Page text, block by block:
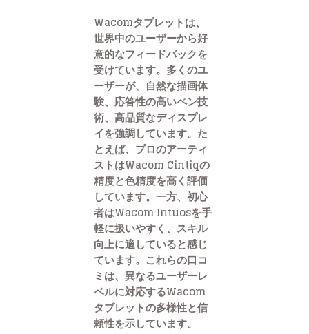
Wacomタブレットは、
世界中のユーザーから好
意的なフィードバックを
受けています。多くのユ
ーザーが、自然な描画体
験、応答性の高いペン技
術、高品質なディスプレ
イを強調しています。た
とえば、プロのアーティ
ストはWacom Cintiqの
精度と色精度を高く評価
しています。一方、初心
者はWacom Intuosを手
軽に扱いやすく、スキル
向上に適していると感じ
ています。これらの口コ
ミは、異なるユーザーレ
ベルに対応するWacom
タブレットの多様性と信
頼性を示しています。